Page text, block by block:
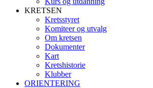
KRETSEN
Kretsstyret
Komiteer og utvalg
Om kretsen
Dokumenter
Kart
Kretshistorie
Klubber
ORIENTERING